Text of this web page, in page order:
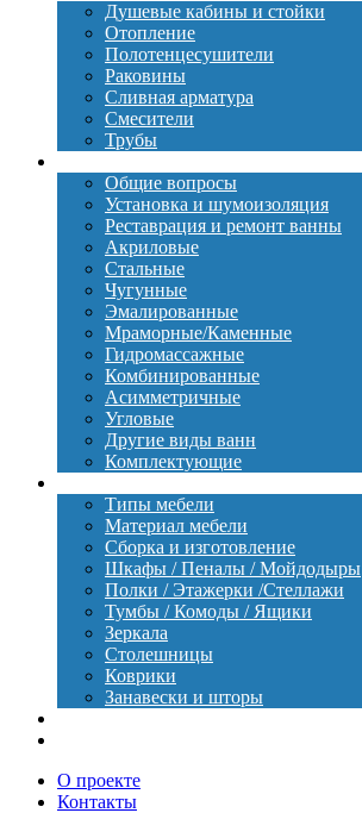
Душевые кабины и стойки
Отопление
Полотенцесушители
Раковины
Сливная арматура
Смесители
Трубы
Общие вопросы
Установка и шумоизоляция
Реставрация и ремонт ванны
Акриловые
Стальные
Чугунные
Эмалированные
Мраморные/Каменные
Гидромассажные
Комбинированные
Асимметричные
Угловые
Другие виды ванн
Комплектующие
Типы мебели
Материал мебели
Сборка и изготовление
Шкафы / Пеналы / Мойдодыры
Полки / Этажерки /Стеллажи
Тумбы / Комоды / Ящики
Зеркала
Столешницы
Коврики
Занавески и шторы
О проекте
Контакты